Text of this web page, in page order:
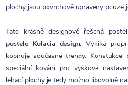
plochy jsou povrchově upraveny pouze
Tato krásně designově řešená
postele Kolacia design. Vyniká
kopíruje současné trendy. Konstukce
speciální kování pro výškové
lehací plochy je tedy možno libovolně